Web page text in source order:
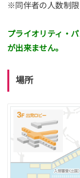
※同伴者の人数制限
プライオリティ・
が出来ません。
場所